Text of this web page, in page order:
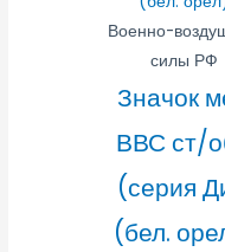
Военно-
силы РФ
Значок
ВВС ст/
(серия
(бел.